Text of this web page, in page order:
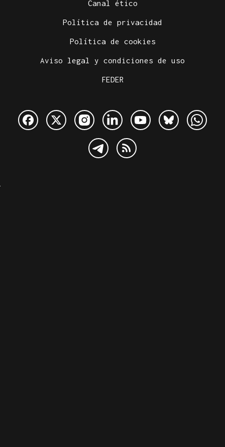
Canal ético
Política de privacidad
Política de cookies
Aviso legal y condiciones de uso
FEDER